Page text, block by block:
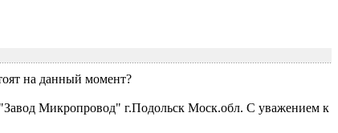
на данный момент?
Микропровод" г.Подольск Моск.обл. С уважением к